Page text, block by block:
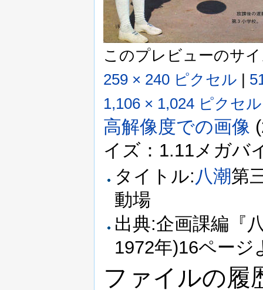
このプレビューのサ
259 × 240 ピクセル |
1,106 × 1,024 ピクセル
高解像度での画像
イズ：1.11メガバ
タイトル: 八潮第
動場
出典:企画課編『
1972年)16ページ
ファイルの履